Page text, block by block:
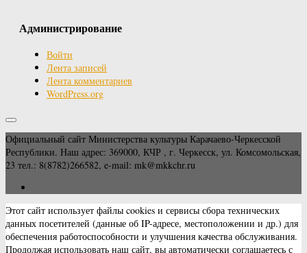
Администрирование
Войти
Лента записей
Лента комментариев
WordPress.org
Официальный сайт Министерства культуры Карачаево-Черкесской
Республики. Наш адрес: 369000, КЧР , г. Черкесск, ул. Комсомольская,
23 тел.: 8(8782)266582, e-mail: mk@mkkchr.ru
Этот сайт использует файлы cookies и сервисы сбора технических
данных посетителей (данные об IP-адресе, местоположении и др.) для
обеспечения работоспособности и улучшения качества обслуживания.
Продолжая использовать наш сайт, вы автоматически соглашаетесь с